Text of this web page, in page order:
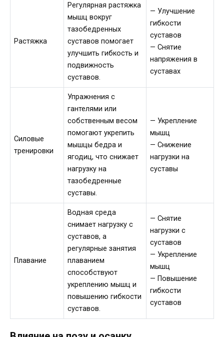
Растяжка
Регулярная растяжка
мышц вокруг
тазобедренных
суставов помогает
улучшить гибкость и
подвижность
суставов.
— Улучшение
гибкости
суставов
— Снятие
напряжения в
суставах
Силовые
тренировки
Упражнения с
гантелями или
собственным весом
помогают укрепить
мышцы бедра и
ягодиц, что снижает
нагрузку на
тазобедренные
суставы.
— Укрепление
мышц
— Снижение
нагрузки на
суставы
Плавание
Водная среда
снимает нагрузку с
суставов, а
регулярные занятия
плаванием
способствуют
укреплению мышц и
повышению гибкости
суставов.
— Снятие
нагрузки с
суставов
— Укрепление
мышц
— Повышение
гибкости
суставов